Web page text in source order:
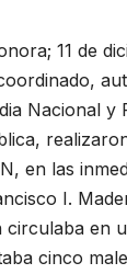
11 de
Nacional y
en las
I.
circulaba en
cinco